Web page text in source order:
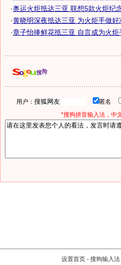
·奥运火炬抵达三亚 联想5款火炬纪
·黄晓明深夜抵达三亚 为火炬手做好
·章子怡捧鲜花抵三亚 自言成为火炬
用户： 匿名
*搜狗拼音输入法，中
设置首页 - 搜狗输入法